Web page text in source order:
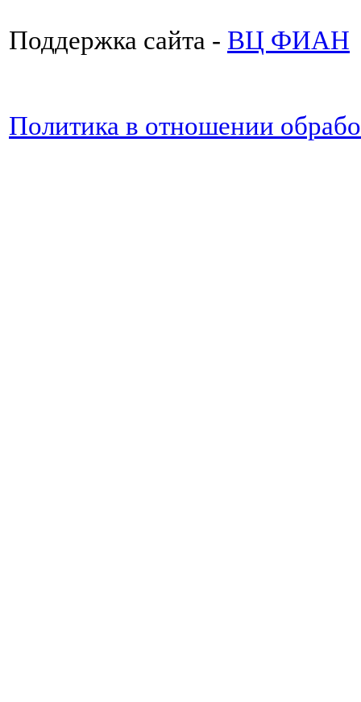
Поддержка сайта - ВЦ ФИАН
Политика в отношении